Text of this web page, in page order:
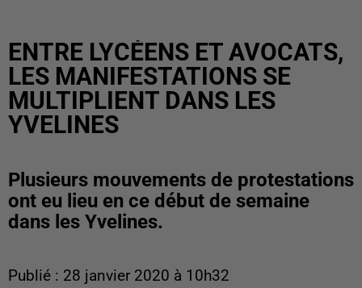
ENTRE LYCÉENS ET AVOCATS,
LES MANIFESTATIONS SE
MULTIPLIENT DANS LES
YVELINES
Plusieurs mouvements de protestations
ont eu lieu en ce début de semaine
dans les Yvelines.
Publié : 28 janvier 2020 à 10h32